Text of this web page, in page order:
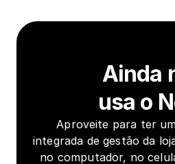
Ainda
usa o
Aproveite para ter
integrada de gestão da
no computador, no